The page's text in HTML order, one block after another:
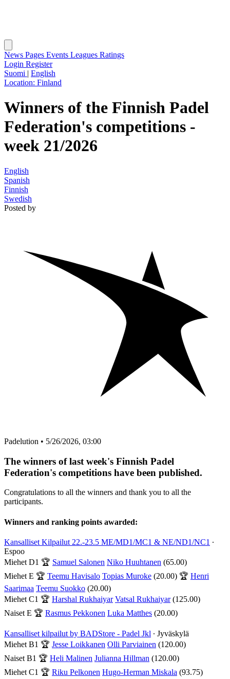
News Pages Events Leagues Ratings
Login Register
Suomi | English
Location: Finland
Winners of the Finnish Padel
Federation's competitions -
week 21/2026
English
Spanish
Finnish
Swedish
Posted by
Padelution • 5/26/2026, 03:00
The winners of last week's Finnish Padel
Federation's competitions have been published.
Congratulations to all the winners and thank you to all the
participants.
Winners and ranking points awarded:
Kansalliset Kilpailut 22.-23.5 ME/MD1/MC1 & NE/ND1/NC1 ∙
Espoo
Miehet D1 🏆 Samuel Salonen Niko Huuhtanen (65.00)
Miehet E 🏆 Teemu Havisalo Topias Muroke (20.00) 🏆 Henri
Saarimaa Teemu Suokko (20.00)
Miehet C1 🏆 Harshal Rukhaiyar Vatsal Rukhaiyar(125.00)
Naiset E 🏆 Rasmus Pekkonen Luka Matthes (20.00)
Kansalliset kilpailut by BADStore - Padel Jkl ∙ Jyväskylä
Miehet B1 🏆 Jesse Loikkanen Olli Parviainen (120.00)
Naiset B1 🏆 Heli Malinen Julianna Hillman (120.00)
Miehet C1 🏆 Riku Pelkonen Hugo-Herman Miskala (93.75)